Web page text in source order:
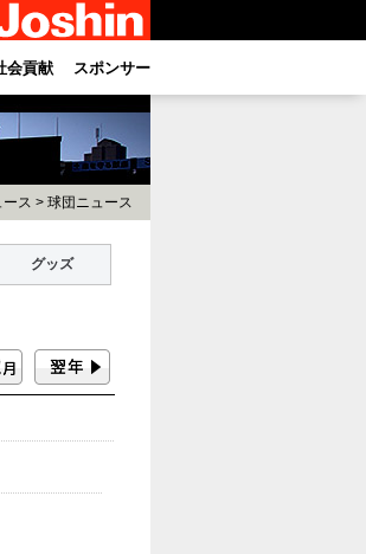
会貢献 スポンサー
ース > 球団ニュース
グッズ